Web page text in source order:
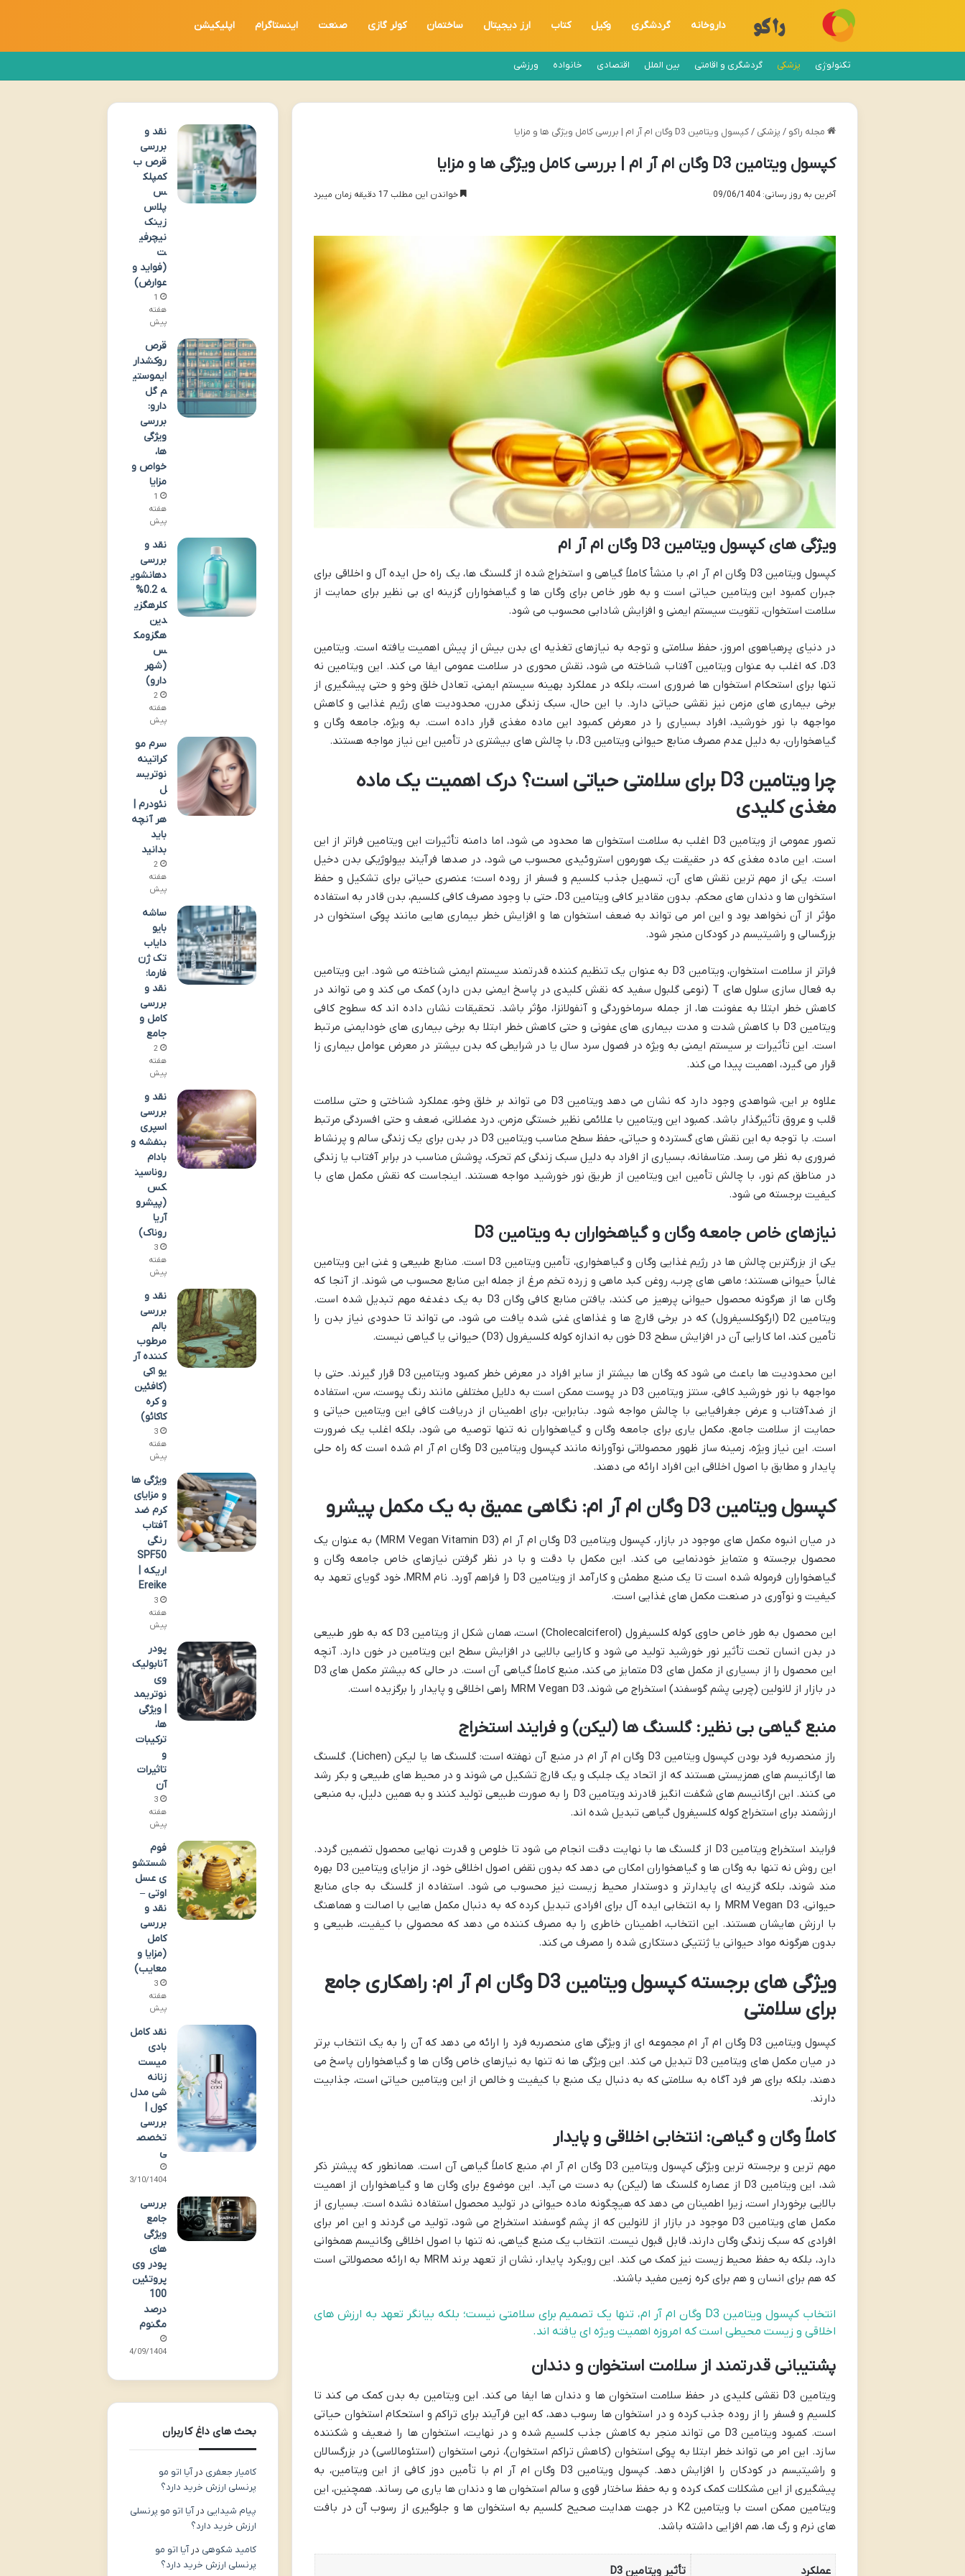
داروخانه گردشگری وکیل کتاب ارز دیجیتال ساختمان کولر گازی صنعت اینستاگرام اپلیکیشن
تکنولوژی پزشکی گردشگری و اقامتی بین الملل اقتصادی خانواده ورزشی
مجله راکو / پزشکی / کپسول ویتامین D3 وگان ام آر ام | بررسی کامل ویژگی ها و مزایا
کپسول ویتامین D3 وگان ام آر ام | بررسی کامل ویژگی ها و مزایا
آخرین به روز رسانی: 09/06/1404 خواندن این مطلب 17 دقیقه زمان میبرد
ویژگی های کپسول ویتامین D3 وگان ام آر ام
کپسول ویتامین D3 وگان ام آر ام، با منشأ کاملاً گیاهی و استخراج شده از گلسنگ ها، یک راه حل ایده آل و اخلاقی برای
جبران کمبود این ویتامین حیاتی است و به طور خاص برای وگان ها و گیاهخواران گزینه ای بی نظیر برای حمایت از
سلامت استخوان، تقویت سیستم ایمنی و افزایش شادابی محسوب می شود.
در دنیای پرهیاهوی امروز، حفظ سلامتی و توجه به نیازهای تغذیه ای بدن بیش از پیش اهمیت یافته است. ویتامین
D3، که اغلب به عنوان ویتامین آفتاب شناخته می شود، نقش محوری در سلامت عمومی ایفا می کند. این ویتامین نه
تنها برای استحکام استخوان ها ضروری است، بلکه در عملکرد بهینه سیستم ایمنی، تعادل خلق وخو و حتی پیشگیری از
برخی بیماری های مزمن نیز نقشی حیاتی دارد. با این حال، سبک زندگی مدرن، محدودیت های رژیم غذایی و کاهش
مواجهه با نور خورشید، افراد بسیاری را در معرض کمبود این ماده مغذی قرار داده است. به ویژه، جامعه وگان و
گیاهخواران، به دلیل عدم مصرف منابع حیوانی ویتامین D3، با چالش های بیشتری در تأمین این نیاز مواجه هستند.
چرا ویتامین D3 برای سلامتی حیاتی است؟ درک اهمیت یک ماده
مغذی کلیدی
تصور عمومی از ویتامین D3 اغلب به سلامت استخوان ها محدود می شود، اما دامنه تأثیرات این ویتامین فراتر از این
است. این ماده مغذی که در حقیقت یک هورمون استروئیدی محسوب می شود، در صدها فرآیند بیولوژیکی بدن دخیل
است. یکی از مهم ترین نقش های آن، تسهیل جذب کلسیم و فسفر از روده است؛ عنصری حیاتی برای تشکیل و حفظ
استخوان ها و دندان های محکم. بدون مقادیر کافی ویتامین D3، حتی با وجود مصرف کافی کلسیم، بدن قادر به استفاده
مؤثر از آن نخواهد بود و این امر می تواند به ضعف استخوان ها و افزایش خطر بیماری هایی مانند پوکی استخوان در
بزرگسالی و راشیتیسم در کودکان منجر شود.
فراتر از سلامت استخوان، ویتامین D3 به عنوان یک تنظیم کننده قدرتمند سیستم ایمنی شناخته می شود. این ویتامین
به فعال سازی سلول های T (نوعی گلبول سفید که نقش کلیدی در پاسخ ایمنی بدن دارد) کمک می کند و می تواند در
کاهش خطر ابتلا به عفونت ها، از جمله سرماخوردگی و آنفولانزا، مؤثر باشد. تحقیقات نشان داده اند که سطوح کافی
ویتامین D3 با کاهش شدت و مدت بیماری های عفونی و حتی کاهش خطر ابتلا به برخی بیماری های خودایمنی مرتبط
است. این تأثیرات بر سیستم ایمنی به ویژه در فصول سرد سال یا در شرایطی که بدن بیشتر در معرض عوامل بیماری زا
قرار می گیرد، اهمیت پیدا می کند.
علاوه بر این، شواهدی وجود دارد که نشان می دهد ویتامین D3 می تواند بر خلق وخو، عملکرد شناختی و حتی سلامت
قلب و عروق تأثیرگذار باشد. کمبود این ویتامین با علائمی نظیر خستگی مزمن، درد عضلانی، ضعف و حتی افسردگی مرتبط
است. با توجه به این نقش های گسترده و حیاتی، حفظ سطح مناسب ویتامین D3 در بدن برای یک زندگی سالم و پرنشاط
ضروری به نظر می رسد. متاسفانه، بسیاری از افراد به دلیل سبک زندگی کم تحرک، پوشش مناسب در برابر آفتاب یا زندگی
در مناطق کم نور، با چالش تأمین این ویتامین از طریق نور خورشید مواجه هستند. اینجاست که نقش مکمل های با
کیفیت برجسته می شود.
نیازهای خاص جامعه وگان و گیاهخواران به ویتامین D3
یکی از بزرگترین چالش ها در رژیم غذایی وگان و گیاهخواری، تأمین ویتامین D3 است. منابع طبیعی و غنی این ویتامین
غالباً حیوانی هستند؛ ماهی های چرب، روغن کبد ماهی و زرده تخم مرغ از جمله این منابع محسوب می شوند. از آنجا که
وگان ها از هرگونه محصول حیوانی پرهیز می کنند، یافتن منابع کافی وگان D3 به یک دغدغه مهم تبدیل شده است.
ویتامین D2 (ارگوکلسیفرول) که در برخی قارچ ها و غذاهای غنی شده یافت می شود، می تواند تا حدودی نیاز بدن را
تأمین کند، اما کارایی آن در افزایش سطح D3 خون به اندازه کوله کلسیفرول (D3) حیوانی یا گیاهی نیست.
این محدودیت ها باعث می شود که وگان ها بیشتر از سایر افراد در معرض خطر کمبود ویتامین D3 قرار گیرند. حتی با
مواجهه با نور خورشید کافی، سنتز ویتامین D3 در پوست ممکن است به دلایل مختلفی مانند رنگ پوست، سن، استفاده
از ضدآفتاب و عرض جغرافیایی با چالش مواجه شود. بنابراین، برای اطمینان از دریافت کافی این ویتامین حیاتی و
حمایت از سلامت جامع، مکمل یاری برای جامعه وگان و گیاهخواران نه تنها توصیه می شود، بلکه اغلب یک ضرورت
است. این نیاز ویژه، زمینه ساز ظهور محصولاتی نوآورانه مانند کپسول ویتامین D3 وگان ام آر ام شده است که راه حلی
پایدار و مطابق با اصول اخلاقی این افراد ارائه می دهند.
کپسول ویتامین D3 وگان ام آر ام: نگاهی عمیق به یک مکمل پیشرو
در میان انبوه مکمل های موجود در بازار، کپسول ویتامین D3 وگان ام آر ام (MRM Vegan Vitamin D3) به عنوان یک
محصول برجسته و متمایز خودنمایی می کند. این مکمل با دقت و با در نظر گرفتن نیازهای خاص جامعه وگان و
گیاهخواران فرموله شده است تا یک منبع مطمئن و کارآمد از ویتامین D3 را فراهم آورد. نام MRM، خود گویای تعهد به
کیفیت و نوآوری در صنعت مکمل های غذایی است.
این محصول به طور خاص حاوی کوله کلسیفرول (Cholecalciferol) است، همان شکل از ویتامین D3 که به طور طبیعی
در بدن انسان تحت تأثیر نور خورشید تولید می شود و کارایی بالایی در افزایش سطح این ویتامین در خون دارد. آنچه
این محصول را از بسیاری از مکمل های D3 متمایز می کند، منبع کاملاً گیاهی آن است. در حالی که بیشتر مکمل های D3
در بازار از لانولین (چربی پشم گوسفند) استخراج می شوند، MRM Vegan D3 راهی اخلاقی و پایدار را برگزیده است.
منبع گیاهی بی نظیر: گلسنگ ها (لیکن) و فرایند استخراج
راز منحصربه فرد بودن کپسول ویتامین D3 وگان ام آر ام در منبع آن نهفته است: گلسنگ ها یا لیکن (Lichen). گلسنگ
ها ارگانیسم های همزیستی هستند که از اتحاد یک جلبک و یک قارچ تشکیل می شوند و در محیط های طبیعی و بکر رشد
می کنند. این ارگانیسم های شگفت انگیز قادرند ویتامین D3 را به صورت طبیعی تولید کنند و به همین دلیل، به منبعی
ارزشمند برای استخراج کوله کلسیفرول گیاهی تبدیل شده اند.
فرایند استخراج ویتامین D3 از گلسنگ ها با نهایت دقت انجام می شود تا خلوص و قدرت نهایی محصول تضمین گردد.
این روش نه تنها به وگان ها و گیاهخواران امکان می دهد که بدون نقض اصول اخلاقی خود، از مزایای ویتامین D3 بهره
مند شوند، بلکه گزینه ای پایدارتر و دوستدار محیط زیست نیز محسوب می شود. استفاده از گلسنگ به جای منابع
حیوانی، MRM Vegan D3 را به انتخابی ایده آل برای افرادی تبدیل کرده که به دنبال مکمل هایی با اصالت و هماهنگ
با ارزش هایشان هستند. این انتخاب، اطمینان خاطری را به مصرف کننده می دهد که محصولی با کیفیت، طبیعی و
بدون هرگونه مواد حیوانی یا ژنتیکی دستکاری شده را مصرف می کند.
ویژگی های برجسته کپسول ویتامین D3 وگان ام آر ام: راهکاری جامع
برای سلامتی
کپسول ویتامین D3 وگان ام آر ام مجموعه ای از ویژگی های منحصربه فرد را ارائه می دهد که آن را به یک انتخاب برتر
در میان مکمل های ویتامین D3 تبدیل می کند. این ویژگی ها نه تنها به نیازهای خاص وگان ها و گیاهخواران پاسخ می
دهند، بلکه برای هر فرد آگاه به سلامتی که به دنبال یک منبع با کیفیت و خالص از این ویتامین حیاتی است، جذابیت
دارند.
کاملاً وگان و گیاهی: انتخابی اخلاقی و پایدار
مهم ترین و برجسته ترین ویژگی کپسول ویتامین D3 وگان ام آر ام، منبع کاملاً گیاهی آن است. همانطور که پیشتر ذکر
شد، این ویتامین D3 از عصاره گلسنگ ها (لیکن) به دست می آید. این موضوع برای وگان ها و گیاهخواران از اهمیت
بالایی برخوردار است، زیرا اطمینان می دهد که هیچگونه ماده حیوانی در تولید محصول استفاده نشده است. بسیاری از
مکمل های ویتامین D3 موجود در بازار از لانولین که از پشم گوسفند استخراج می شود، تولید می گردند و این امر برای
افرادی که سبک زندگی وگان دارند، قابل قبول نیست. انتخاب یک منبع گیاهی، نه تنها با اصول اخلاقی وگانیسم همخوانی
دارد، بلکه به حفظ محیط زیست نیز کمک می کند. این رویکرد پایدار، نشان از تعهد برند MRM به ارائه محصولاتی است
که هم برای انسان و هم برای کره زمین مفید باشند.
انتخاب کپسول ویتامین D3 وگان ام آر ام، تنها یک تصمیم برای سلامتی نیست؛ بلکه بیانگر تعهد به ارزش های
اخلاقی و زیست محیطی است که امروزه اهمیت ویژه ای یافته اند.
پشتیبانی قدرتمند از سلامت استخوان و دندان
ویتامین D3 نقشی کلیدی در حفظ سلامت استخوان ها و دندان ها ایفا می کند. این ویتامین به بدن کمک می کند تا
کلسیم و فسفر را از روده جذب کرده و در استخوان ها رسوب دهد، که این فرآیند برای تراکم و استحکام استخوان حیاتی
است. کمبود ویتامین D3 می تواند منجر به کاهش جذب کلسیم شده و در نهایت، استخوان ها را ضعیف و شکننده
سازد. این امر می تواند خطر ابتلا به پوکی استخوان (کاهش تراکم استخوان)، نرمی استخوان (استئومالاسی) در بزرگسالان
و راشیتیسم در کودکان را افزایش دهد. کپسول ویتامین D3 وگان ام آر ام با تأمین دوز کافی از این ویتامین، به
پیشگیری از این مشکلات کمک کرده و به حفظ ساختار قوی و سالم استخوان ها و دندان ها یاری می رساند. همچنین، این
ویتامین ممکن است با ویتامین K2 در جهت هدایت صحیح کلسیم به استخوان ها و جلوگیری از رسوب آن در بافت
های نرم و رگ ها، هم افزایی داشته باشد.
عملکرد تأثیر ویتامین D3
نقد و
بررسی
قرص ب
کمپلک
س
پلاس
زینک
نیچرفی
ت
(فواید و
عوارض)
1
هفته
پیش
قرص
روکشدار
ایموستی
م گل
دارو:
بررسی
ویژگی
ها،
خواص و
مزایا
1
هفته
پیش
نقد و
بررسی
دهانشوی
ه 0.2%
کلرهگزی
دین
هگزومک
س
(شهر
دارو)
2
هفته
پیش
سرم مو
کراتینه
نوتریس
ل
نئودرم |
هر آنچه
باید
بدانید
2
هفته
پیش
ساشه
بایو
دایاب
تک ژن
فارما:
نقد و
بررسی
کامل و
جامع
2
هفته
پیش
نقد و
بررسی
اسپری
بنفشه و
بادام
روناسین
کس
(پیشرو
آریا
روناک)
3
هفته
پیش
نقد و
بررسی
بالم
مرطوب
کننده آر
یو اکی
(کافئین
و کره
کاکائو)
3
هفته
پیش
ویژگی ها
و مزایای
کرم ضد
آفتاب
رنگی
SPF50
اریکه |
Ereike
3
هفته
پیش
پودر
آنابولیک
وی
نوتریمد
| ویژگی
ها،
ترکیبات
و
تاثیرات
آن
3
هفته
پیش
فوم
شستشو
ی عسل
اوتی –
نقد و
بررسی
کامل
(مزایا و
معایب)
3
هفته
پیش
نقد کامل
بادی
میست
زنانه
شی مدل
کول |
بررسی
تخصص
ی
03/10/1404
بررسی
جامع
ویژگی
های
پودر وی
پروتئین
100
درصد
مگنوم
24/09/1404
بحث های داغ کاربران
کامیار جعفری درآیا اتو مو
پرنسلی ارزش خرید دارد؟
پیام شیدایی درآیا اتو مو پرنسلی
ارزش خرید دارد؟
کامید شکوهی درآیا اتو مو
پرنسلی ارزش خرید دارد؟